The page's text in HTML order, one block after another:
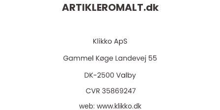
ARTIKLEROMALT.dk
web: www.klikko.dk